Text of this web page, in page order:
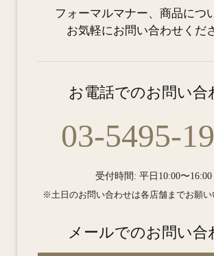
フォーマルマナー、商品につ
お気軽にお問い合わせくだ
お電話でのお問い合
03-5495-
受付時間: 平日10:00〜16:00
※土日のお問い合わせは各店舗までお願い
メールでのお問い合